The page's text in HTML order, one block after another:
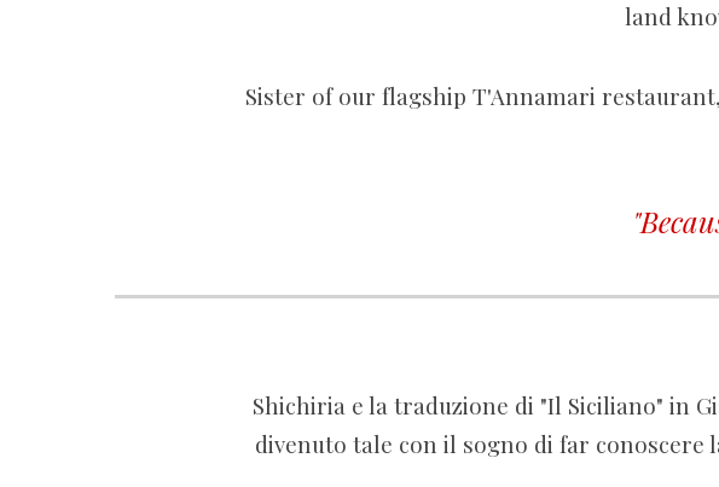
land
Sister of our flagship T'Annamari
Shichiria e la traduzione di "Il Siciliano" in
divenuto tale con il sogno di far conoscere